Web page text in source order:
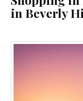
in Beverly